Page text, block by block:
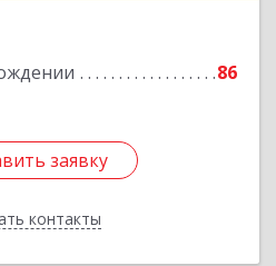
86
заявку
контакты
Подробнее
заявку
Назад